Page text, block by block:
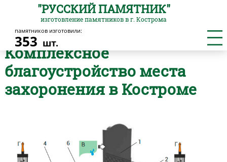
"РУССКИЙ ПАМЯТНИК"
изготовление памятников в г. Кострома
памятников изготовили:
353 шт.
Главная / Комплексное благоустройство
Комплексное
благоустройство места
захоронения в Костроме